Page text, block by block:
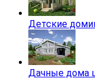
Детские
Дачные дома